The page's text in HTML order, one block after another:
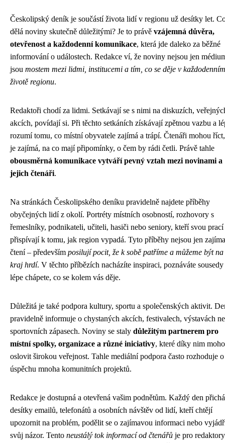
Českolipský deník je součástí života lidí v regionu už desítky let.
dělá noviny skutečně důležitými? Je to právě vzájemná důvěra,
otevřenost a každodenní komunikace, která jde daleko za běžné
informování o událostech. Redakce ví, že noviny nejsou jen
jsou mostem mezi lidmi, institucemi a tím, co se děje v každodenním
životě regionu.
Redaktoři chodí za lidmi. Setkávají se s nimi na diskuzích,
akcích, povídají si. Při těchto setkáních získávají zpětnou vazbu a
rozumí tomu, co místní obyvatele zajímá a trápí. Čtenáři mohou
je zajímá, na co mají připomínky, o čem by rádi četli. Právě tahle
obousměrná komunikace vytváří pevný vztah mezi novinami a
jejich čtenáři.
Na stránkách Českolipského deníku pravidelně najdete příběhy
obyčejných lidí z okolí. Portréty místních osobností, rozhovory s
řemeslníky, podnikateli, učiteli, hasiči nebo seniory, kteří svou prací
přispívají k tomu, jak region vypadá. Tyto příběhy nejsou jen
čtení – především posilují pocit, že k sobě patříme a můžeme být na
kraj hrdí. V těchto příbězích nacházíte inspiraci, poznáváte sousedy
lépe chápete, co se kolem vás děje.
Důležitá je také podpora kultury, sportu a společenských aktivit.
pravidelně informuje o chystaných akcích, festivalech, výstavách
sportovních zápasech. Noviny se staly důležitým partnerem pro
místní spolky, organizace a různé iniciativy, které díky nim
oslovit širokou veřejnost. Tahle mediální podpora často rozhoduje o
úspěchu mnoha komunitních projektů.
Redakce je dostupná a otevřená vašim podnětům. Každý den
desítky emailů, telefonátů a osobních návštěv od lidí, kteří chtějí
upozornit na problém, podělit se o zajímavou informaci nebo
svůj názor. Tento neustálý tok informací od čtenářů je pro redaktory